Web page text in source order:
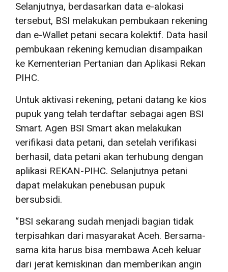
Selanjutnya, berdasarkan data e-alokasi
tersebut, BSI melakukan pembukaan rekening
dan e-Wallet petani secara kolektif. Data hasil
pembukaan rekening kemudian disampaikan
ke Kementerian Pertanian dan Aplikasi Rekan
PIHC.
Untuk aktivasi rekening, petani datang ke kios
pupuk yang telah terdaftar sebagai agen BSI
Smart. Agen BSI Smart akan melakukan
verifikasi data petani, dan setelah verifikasi
berhasil, data petani akan terhubung dengan
aplikasi REKAN-PIHC. Selanjutnya petani
dapat melakukan penebusan pupuk
bersubsidi.
“BSI sekarang sudah menjadi bagian tidak
terpisahkan dari masyarakat Aceh. Bersama-
sama kita harus bisa membawa Aceh keluar
dari jerat kemiskinan dan memberikan angin